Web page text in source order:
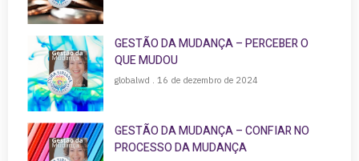
GESTÃO DA MUDANÇA – PERCEBER O
QUE MUDOU
globalwd 16 de dezembro de 2024
GESTÃO DA MUDANÇA – CONFIAR NO
PROCESSO DA MUDANÇA